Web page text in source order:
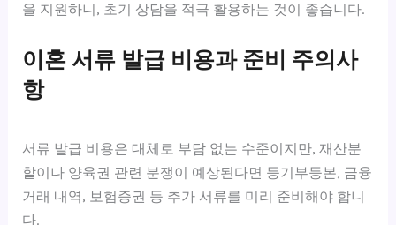
을 지원하니, 초기 상담을 적극 활용하는 것이 좋습니다.
이혼 서류 발급 비용과 준비 주의사
항
서류 발급 비용은 대체로 부담 없는 수준이지만, 재산분
할이나 양육권 관련 분쟁이 예상된다면 등기부등본, 금융
거래 내역, 보험증권 등 추가 서류를 미리 준비해야 합니
다.